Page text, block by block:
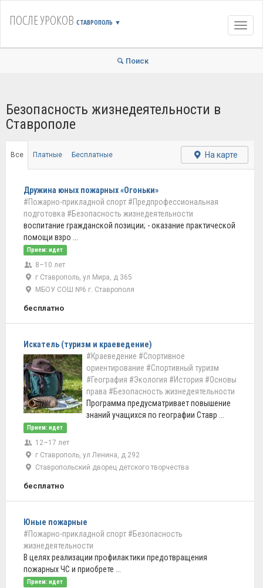
ПОСЛЕ УРОКОВ СТАВРОПОЛЬ ▼
Поиск
Безопасность жизнедеятельности в
Ставрополе
Все Платные Бесплатные На карте
Дружина юных пожарных «Огоньки»
#Пожарно-прикладной спорт #Предпрофессиональная
подготовка #Безопасность жизнедеятельности
воспитание гражданской позиции; - оказание практической
помощи взро ...
Прием: идет
8–10 лет
г Ставрополь, ул Мира, д 365
МБОУ СОШ №6 г. Ставрополя
бесплатно
Искатель (туризм и краеведение)
#Краеведение #Спортивное
ориентирование #Спортивный туризм
#География #Экология #История #Основы
права #Безопасность жизнедеятельности
Программа предусматривает повышение
знаний учащихся по географии Ставр ...
Прием: идет
12–17 лет
г Ставрополь, ул Ленина, д 292
Ставропольский дворец детского творчества
бесплатно
Юные пожарные
#Пожарно-прикладной спорт #Безопасность
жизнедеятельности
В целях реализации профилактики предотвращения
пожарных ЧС и приобрете ...
Прием: идет